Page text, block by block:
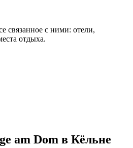
связанное с ними: отели,
отдыха.
am Dom в Кёльне